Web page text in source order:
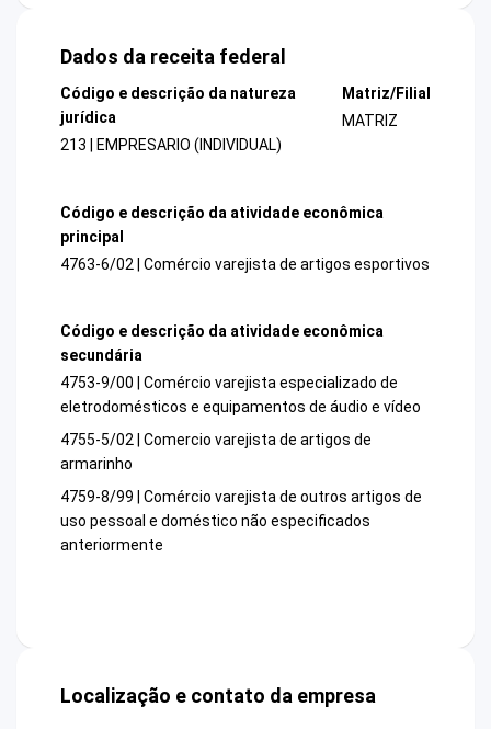
Dados da receita federal
Código e descrição da natureza
jurídica
213 | EMPRESARIO (INDIVIDUAL)
Matriz/Filial
MATRIZ
Código e descrição da atividade econômica
principal
4763-6/02 | Comércio varejista de artigos esportivos
Código e descrição da atividade econômica
secundária
4753-9/00 | Comércio varejista especializado de
eletrodomésticos e equipamentos de áudio e vídeo
4755-5/02 | Comercio varejista de artigos de
armarinho
4759-8/99 | Comércio varejista de outros artigos de
uso pessoal e doméstico não especificados
anteriormente
Localização e contato da empresa